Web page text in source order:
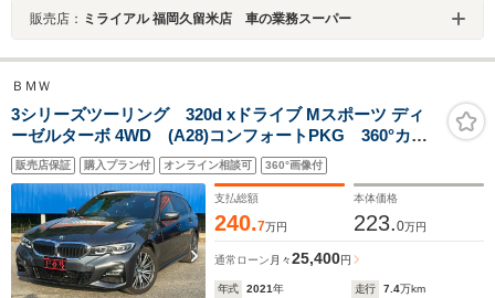
販売店： ミライアル 福岡久留米店 車の業務スーパー
ＢＭＷ
3シリーズツーリング 320d xドライブ Mスポーツ ディ
ーゼルターボ 4WD (A28)コンフォートPKG 360°カメ
ラ パワーバックドア アップルカープレイ スクリー
ンミラーリング アンビエントライト パーキングアシ
スト アダプティブクルーズコントロール LEDヘッド
ライト ETC
販売店保証 購入プラン付 オンライン相談可 360°画像付
支払総額
240.7万円
本体価格
223.0万円
通常ローン 月々25,400円
年式 2021年 走行 7.4万km